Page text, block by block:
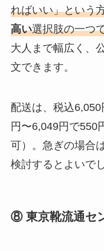
ればいい」という
高い選択肢の一つ
大人まで幅広く、
文できます。
配送は、税込
円〜6,049円で550
可）。急ぎの場合
検討するとよいで
⑧ 東京靴流通セ